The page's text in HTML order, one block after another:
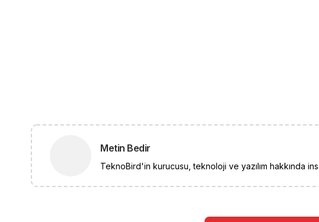
Metin Bedir
TeknoBird'in kurucusu, teknoloji ve yazılım hakkında